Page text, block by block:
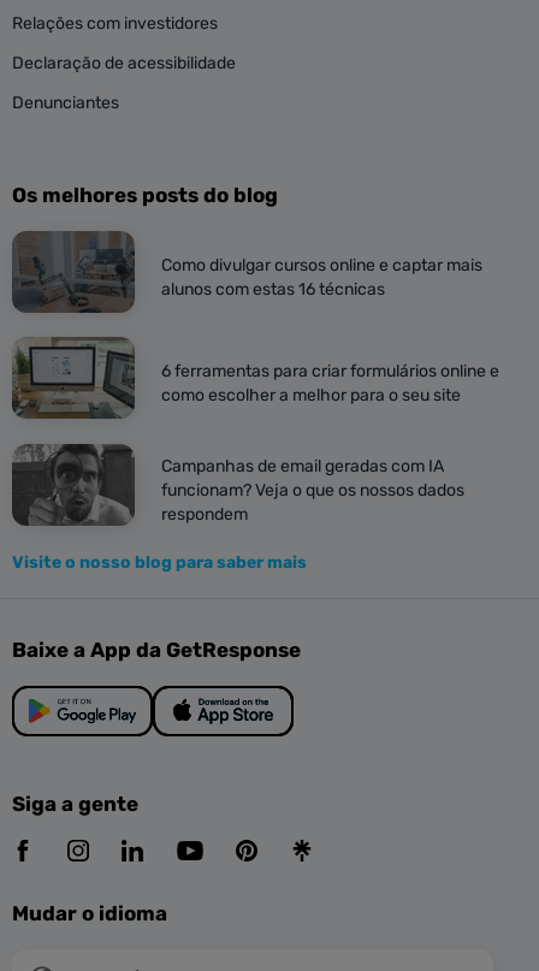
Relações com investidores
Declaração de acessibilidade
Denunciantes
Os melhores posts do blog
Como divulgar cursos online e captar mais
alunos com estas 16 técnicas
6 ferramentas para criar formulários online e
como escolher a melhor para o seu site
Campanhas de email geradas com IA
funcionam? Veja o que os nossos dados
respondem
Visite o nosso blog para saber mais
Baixe a App da GetResponse
Siga a gente
Mudar o idioma